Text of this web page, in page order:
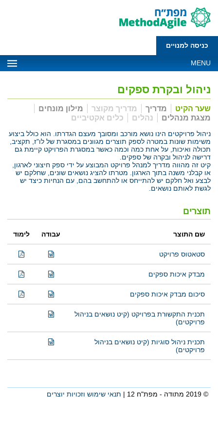
כניסה למנויים
MENU
ניהול ובקרת ספקים
שער הקיט מדריך מדריך מקוצר
מילון מונחים
מצגת מנהלים
נהלים כלים אקטיביים
ניהול פרויקטים הינו נושא מורכב ומסובך מעצם הגדרתו. הוא כולל ביצוע
משימות שונות במטרה לספק תוצרים מגוונים במסגרת של לו"ז, תקציב,
תכולה ואיכות, על אחת כמה וכמה כאשר במסגרת הפרויקט קיימת גם
דרישה לניהול ובקרה של ספקים.
קיט זה מהווה מדריך למנהל פרויקט המבוצע על ידי ספק חיצוני לארגון,
או קבלני משנה בתוך הארגון. מטרתו להציג נושאים שונים, שחלקם יש
לבצע ואל חלקם יש להתייחס או להתחשב בהם, עם הנחיות כיצד יש
לגשת לאותם נושאים.
תוצרים
שם התוצר עבודה לימוד
סטאטוס פרויקט
מבדק איכות ספקים
סיכום מבדק איכות ספקים
תכנית התקשורת בפרויקט (קיט נושאים בניהול
פרויקטים)
תכנית ניהול סוגיות (קיט נושאים בניהול
פרויקטים)
© 2019 מתודה - מפת"ח 12 | תנאי שימוש וזכויות יוצרים